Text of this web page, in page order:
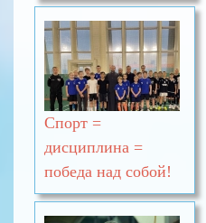
Спорт =
дисциплина =
победа над собой!